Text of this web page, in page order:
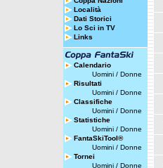
Località
Dati Storici
Lo Sci in TV
Links
Calendario
Uomini / Donne
Risultati
Uomini / Donne
Classifiche
Uomini / Donne
Statistiche
Uomini / Donne
FantaSkiTool®
Uomini / Donne
Tornei
Uomini / Donne